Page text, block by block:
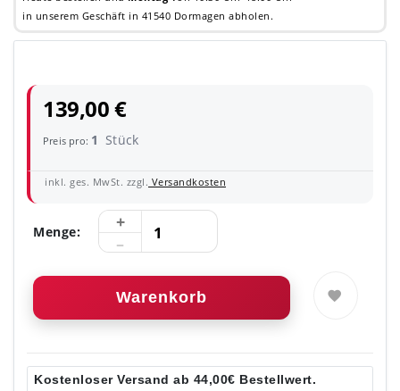
in unserem Geschäft in 41540 Dormagen abholen.
139,00 €
Preis pro: 1 Stück
inkl. ges. MwSt. zzgl. Versandkosten
Menge:
Warenkorb
Kostenloser Versand ab 44,00€ Bestellwert.